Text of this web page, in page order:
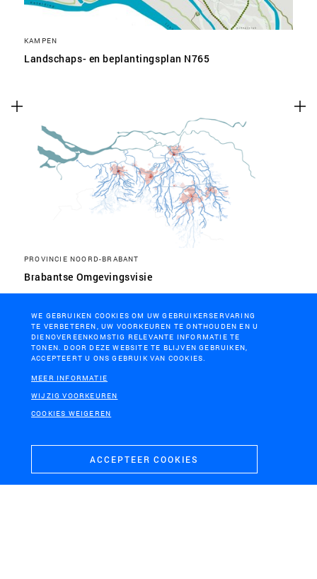
KAMPEN
Landschaps- en beplantingsplan N765
PROVINCIE NOORD-BRABANT
Brabantse Omgevingsvisie
WE GEBRUIKEN COOKIES OM UW GEBRUIKERSERVARING
TE VERBETEREN, UW VOORKEUREN TE ONTHOUDEN EN U
DIENOVEREENKOMSTIG RELEVANTE INFORMATIE TE
TONEN. DOOR DEZE WEBSITE TE BLIJVEN GEBRUIKEN,
ACCEPTEERT U ONS GEBRUIK VAN COOKIES.
MEER INFORMATIE
WIJZIG VOORKEUREN
COOKIES WEIGEREN
ACCEPTEER COOKIES